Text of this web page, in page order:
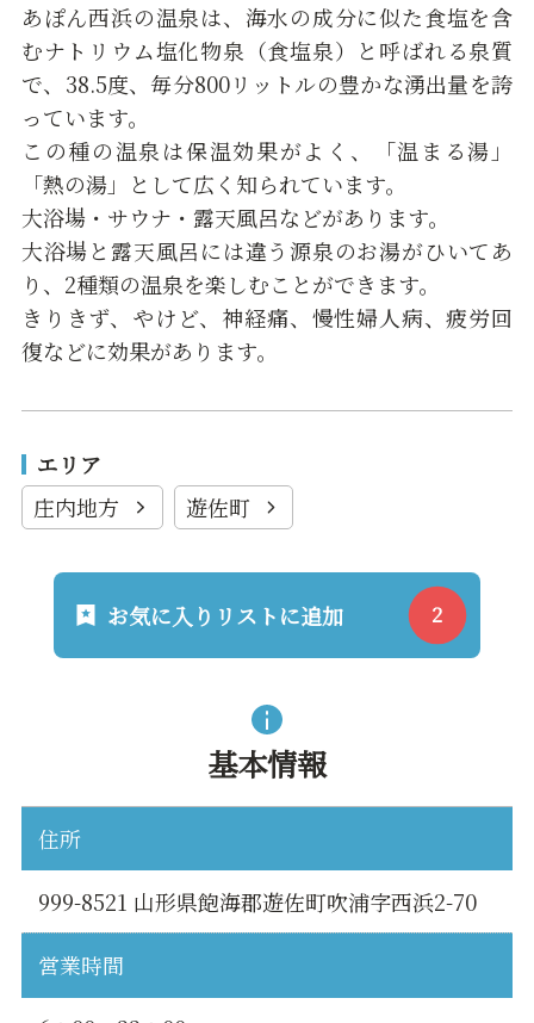
あぽん西浜の温泉は、海水の成分に似た食塩を含
むナトリウム塩化物泉（食塩泉）と呼ばれる泉質
で、38.5度、毎分800リットルの豊かな湧出量を誇
っています。
この種の温泉は保温効果がよく、「温まる湯」
「熱の湯」として広く知られています。
大浴場・サウナ・露天風呂などがあります。
大浴場と露天風呂には違う源泉のお湯がひいてあ
り、2種類の温泉を楽しむことができます。
きりきず、やけど、神経痛、慢性婦人病、疲労回
復などに効果があります。
エリア
庄内地方
遊佐町
お気に入りリストに追加
基本情報
住所
999-8521 山形県飽海郡遊佐町吹浦字西浜2-70
営業時間